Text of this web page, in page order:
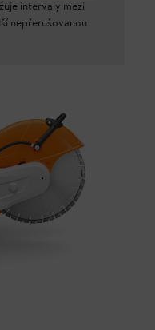
intervaly mezi
nepřerušovanou